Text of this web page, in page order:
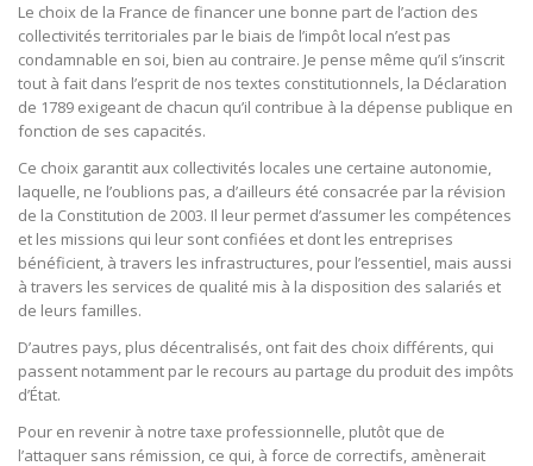
Le choix de la France de financer une bonne part de l’action des
collectivités territoriales par le biais de l’impôt local n’est pas
condamnable en soi, bien au contraire. Je pense même qu’il s’inscrit
tout à fait dans l’esprit de nos textes constitutionnels, la Déclaration
de 1789 exigeant de chacun qu’il contribue à la dépense publique en
fonction de ses capacités.
Ce choix garantit aux collectivités locales une certaine autonomie,
laquelle, ne l’oublions pas, a d’ailleurs été consacrée par la révision
de la Constitution de 2003. Il leur permet d’assumer les compétences
et les missions qui leur sont confiées et dont les entreprises
bénéficient, à travers les infrastructures, pour l’essentiel, mais aussi
à travers les services de qualité mis à la disposition des salariés et
de leurs familles.
D’autres pays, plus décentralisés, ont fait des choix différents, qui
passent notamment par le recours au partage du produit des impôts
d’État.
Pour en revenir à notre taxe professionnelle, plutôt que de
l’attaquer sans rémission, ce qui, à force de correctifs, amènerait